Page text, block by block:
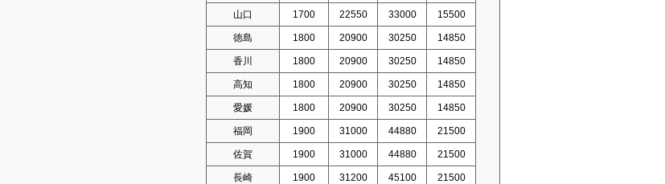
山口 1700 22550 33000 15500
徳島 1800 20900 30250 14850
香川 1800 20900 30250 14850
高知 1800 20900 30250 14850
愛媛 1800 20900 30250 14850
福岡 1900 31000 44880 21500
佐賀 1900 31000 44880 21500
長崎 1900 31200 45100 21500